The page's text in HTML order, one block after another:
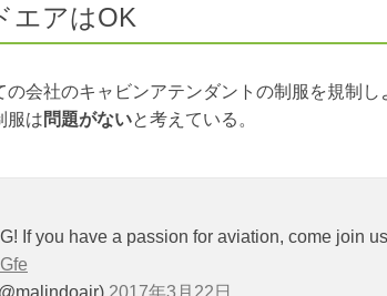
エアはOK
の会社のキャビンアテンダントの制服を規制し
服は問題がないと考えている。
If you have a passion for aviation, come join
2017年3月22日